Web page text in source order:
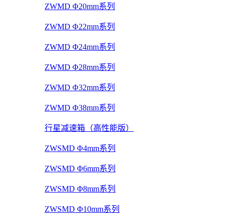
ZWMD Φ20mm系列
ZWMD Φ22mm系列
ZWMD Φ24mm系列
ZWMD Φ28mm系列
ZWMD Φ32mm系列
ZWMD Φ38mm系列
行星减速箱（高性能版）
ZWSMD Φ4mm系列
ZWSMD Φ6mm系列
ZWSMD Φ8mm系列
ZWSMD Φ10mm系列